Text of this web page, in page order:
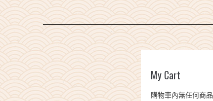
My Cart
購物車內無任何商品